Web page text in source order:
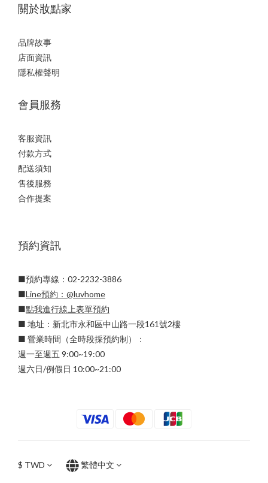
關於妝點家
品牌故事
店面資訊
隱私權聲明
會員服務
客服資訊
付款方式
配送須知
售後服務
合作提案
預約資訊
■預約專線：02-2232-3886
■Line預約： @luvhome
■點我進行線上表單預約
■ 地址：新北市永和區中山路一段161號2樓
■ 營業時間（全時段採預約制）：
週一至週五 9:00~19:00
週六日/例假日 10:00~21:00
$ TWD 繁體中文